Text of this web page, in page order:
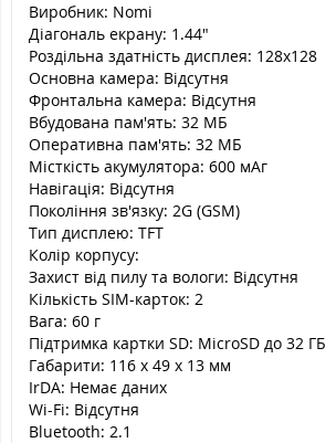
Виробник: Nomi
Діагональ екрану: 1.44"
Роздільна здатність дисплея: 128x128
Основна камера: Відсутня
Фронтальна камера: Відсутня
Вбудована пам'ять: 32 МБ
Оперативна пам'ять: 32 МБ
Місткість акумулятора: 600 мАг
Навігація: Відсутня
Покоління зв'язку: 2G (GSM)
Тип дисплею: TFT
Колір корпусу:
Захист від пилу та вологи: Відсутня
Кількість SIM-карток: 2
Вага: 60 г
Підтримка картки SD: MicroSD до 32 ГБ
Габарити: 116 x 49 x 13 мм
IrDA: Немає даних
Wi-Fi: Відсутня
Bluetooth: 2.1